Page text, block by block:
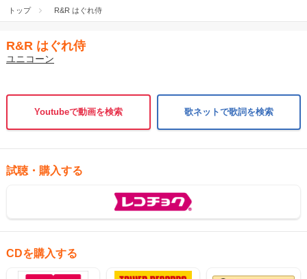
トップ R&R はぐれ侍
R&R はぐれ侍
ユニコーン
Youtubeで動画を検索 歌ネットで歌詞を検索
試聴・購入する
CDを購入する